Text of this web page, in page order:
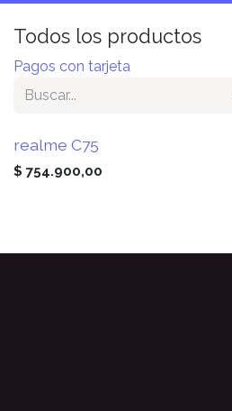
Todos los productos
Pagos con tarjeta
realme C75
$ 754.900,00